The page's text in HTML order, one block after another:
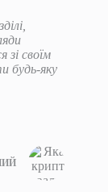
зі своїм
будь-яку